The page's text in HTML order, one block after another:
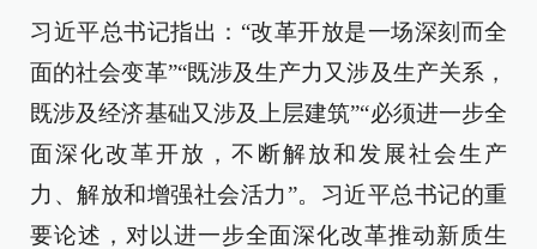
习近平总书记指出：“改革开放是一场深刻而全
面的社会变革”“既涉及生产力又涉及生产关系，
既涉及经济基础又涉及上层建筑”“必须进一步全
面深化改革开放，不断解放和发展社会生产
力、解放和增强社会活力”。习近平总书记的重
要论述，对以进一步全面深化改革推动新质生